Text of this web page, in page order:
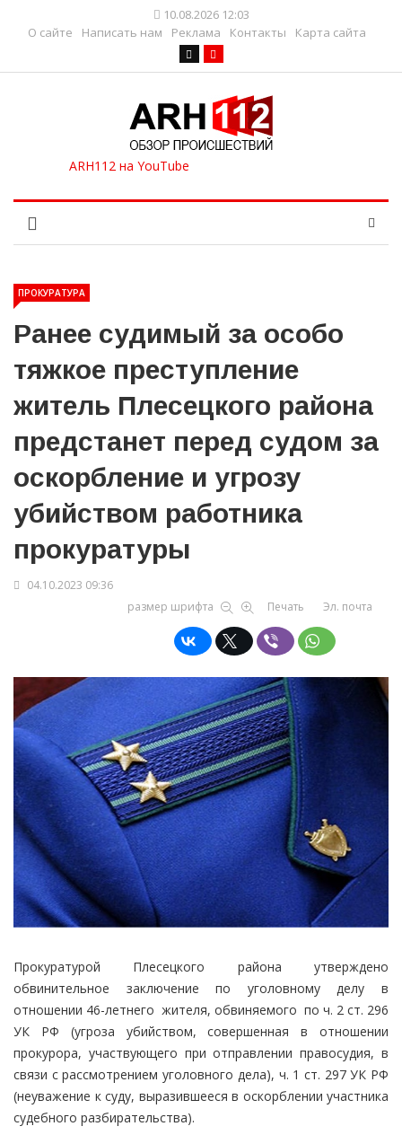
10.08.2026 12:03
О сайте
Написать нам Реклама Контакты Карта сайта
ПРОКУРАТУРА
Ранее судимый за особо
тяжкое преступление
житель Плесецкого района
предстанет перед судом за
оскорбление и угрозу
убийством работника
прокуратуры
04.10.2023 09:36
размер шрифта
Печать Эл. почта
Прокуратурой Плесецкого района утверждено
обвинительное заключение по уголовному делу в
отношении 46-летнего жителя, обвиняемого по ч. 2 ст. 296
УК РФ (угроза убийством, совершенная в отношении
прокурора, участвующего при отправлении правосудия, в
связи с рассмотрением уголовного дела), ч. 1 ст. 297 УК РФ
(неуважение к суду, выразившееся в оскорблении участника
судебного разбирательства).